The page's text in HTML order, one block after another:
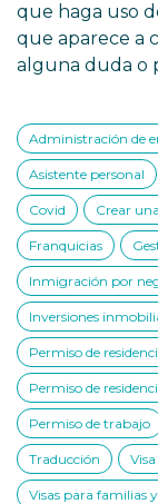
que haga uso
que aparece a
alguna duda o
Administración de
Asistente personal
Covid Crear
Franquicias
Inmigración por
Inversiones
Permiso de
Permiso de
Permiso de trabajo
Traducción
Visas para familias